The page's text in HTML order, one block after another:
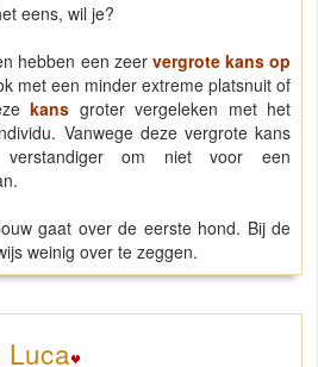
eens, wil je?
hebben een zeer vergrote kans op
met een minder extreme platsnuit of
kans groter vergeleken met het
Vanwege deze vergrote kans
om niet voor een
gaat over de eerste hond. Bij de
weinig over te zeggen.
Luca